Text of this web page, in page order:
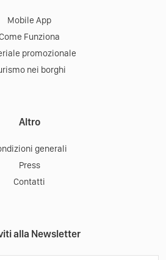
Mobile App
Funziona
promozionale
nei borghi
Altro
generali
Press
Contatti
alla Newsletter